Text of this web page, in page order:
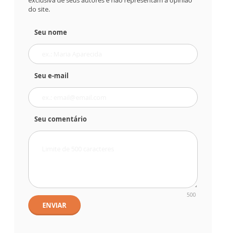
do site.
Seu nome
Seu e-mail
Seu comentário
500
ENVIAR